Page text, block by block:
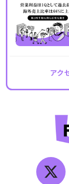
アク